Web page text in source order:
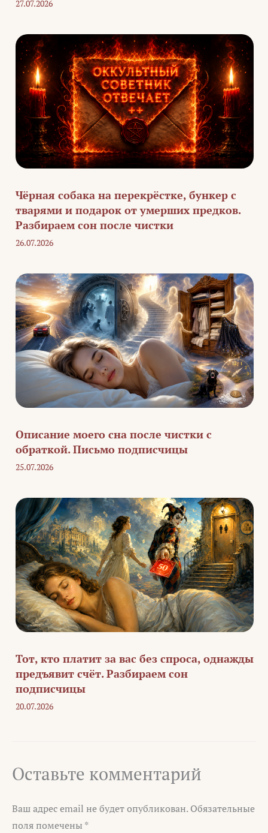
27.07.2026
Чёрная собака на перекрёстке, бункер с
тварями и подарок от умерших предков.
Разбираем сон после чистки
26.07.2026
Описание моего сна после чистки с
обраткой. Письмо подписчицы
25.07.2026
Тот, кто платит за вас без спроса, однажды
предъявит счёт. Разбираем сон
подписчицы
20.07.2026
Оставьте комментарий
Ваш адрес email не будет опубликован. Обязательные
поля помечены *